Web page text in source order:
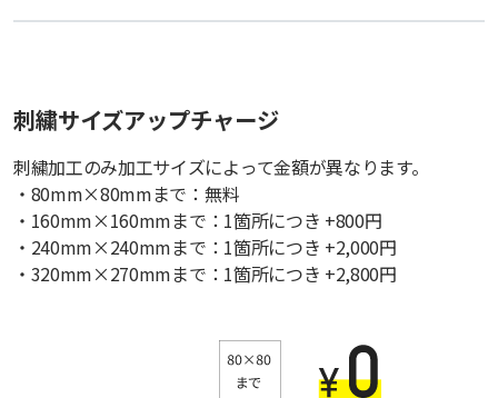
刺繍サイズアップチャージ
刺繍加工のみ加工サイズによって金額が異なります。
・80mm×80mmまで：無料
・160mm×160mmまで：1箇所につき +800円
・240mm×240mmまで：1箇所につき +2,000円
・320mm×270mmまで：1箇所につき +2,800円